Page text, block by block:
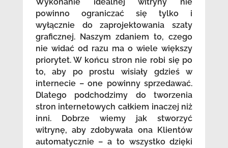
powinno ograniczać się tylko i
wyłącznie do zaprojektowania szaty
graficznej. Naszym zdaniem to, czego
nie widać od razu ma o wiele większy
priorytet. W końcu stron nie robi się po
to, aby po prostu wisiały gdzieś w
internecie – one powinny sprzedawać.
Dlatego podchodzimy do tworzenia
stron internetowych całkiem inaczej niż
inni. Dobrze wiemy jak stworzyć
witrynę, aby zdobywała ona Klientów
automatycznie – a to wszystko dzięki